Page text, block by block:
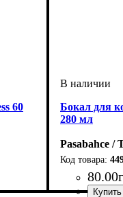
60
Бокал для
280 мл
Pasabahce /
80.00